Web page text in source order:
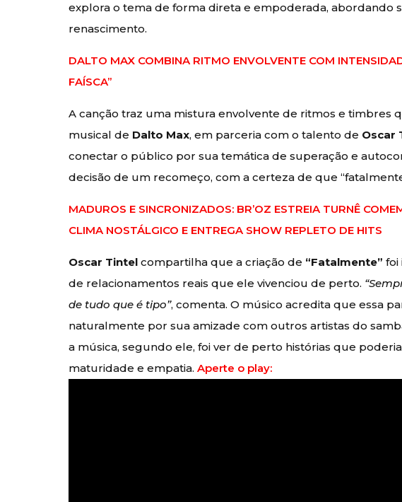
explora o tema de forma direta e empoderada, abordando
renascimento.
DALTO MAX COMBINA RITMO ENVOLVENTE COM
FAÍSCA”
A canção traz uma mistura envolvente de ritmos e timbres
musical de Dalto Max, em parceria com o talento de Oscar
conectar o público por sua temática de superação e
decisão de um recomeço, com a certeza de que
MADUROS E SINCRONIZADOS: BR’OZ ESTREIA TURNÊ
CLIMA NOSTÁLGICO E ENTREGA SHOW REPLETO DE HITS
Oscar Tintel compartilha que a criação de “Fatalmente” foi
de relacionamentos reais que ele vivenciou de perto.
de tudo que é tipo”, comenta. O músico acredita que essa
naturalmente por sua amizade com outros artistas do
a música, segundo ele, foi ver de perto histórias que
maturidade e empatia.Aperte o play: